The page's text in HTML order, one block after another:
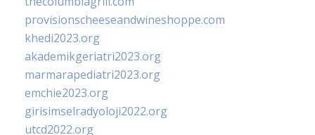
provisionscheeseandwineshoppe.com
khedi2023.org
akademikgeriatri2023.org
marmarapediatri2023.org
emchie2023.org
girisimselradyoloji2022.org
utcd2022.org